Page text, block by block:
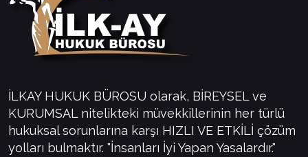
İLKAY HUKUK BÜROSU olarak, BİREYSEL ve
KURUMSAL nitelikteki müvekkillerinin her türlü
hukuksal sorunlarına karşı HIZLI VE ETKİLİ çözüm
yolları bulmaktır. "İnsanları İyi Yapan Yasalardır."